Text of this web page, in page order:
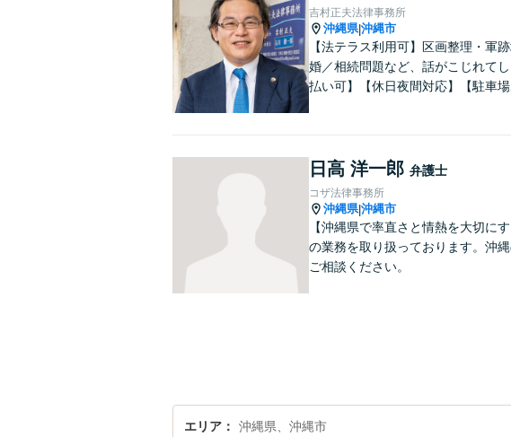
吉村正夫法律事務所
沖縄県|沖縄市
【法テラス利用可】区画整理・軍
婚／相続問題など、話がこじれて
払い可】【休日夜間対応】【駐車場
日高 洋一郎 弁護士
コザ法律事務所
沖縄県|沖縄市
【沖縄県で率直さと情熱を大切に
の業務を取り扱っております。沖
ご相談ください。
エリア 沖縄県、沖縄市